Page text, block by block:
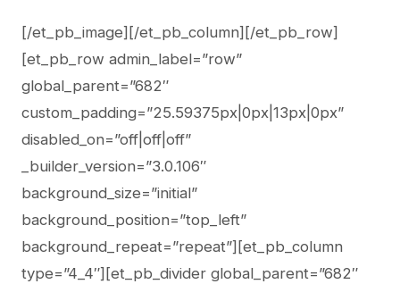
[/et_pb_image][/et_pb_column][/et_pb_row]
[et_pb_row admin_label=”row”
global_parent=”682″
custom_padding=”25.59375px|0px|13px|0px”
disabled_on=”off|off|off”
_builder_version=”3.0.106″
background_size=”initial”
background_position=”top_left”
background_repeat=”repeat”][et_pb_column
type=”4_4″][et_pb_divider global_parent=”682″